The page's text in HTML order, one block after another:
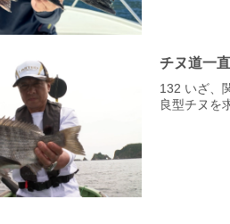
チヌ道一
132 いざ、
良型チヌを